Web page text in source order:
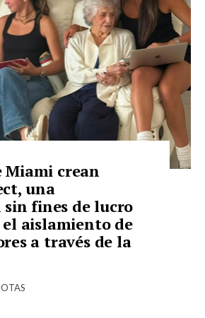
Miami crean
una
fines de lucro
aislamiento de
a través de la